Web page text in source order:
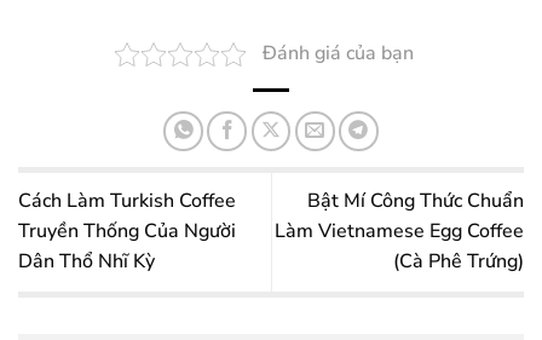
Đánh giá của bạn
Cách Làm Turkish Coffee
Truyền Thống Của Người
Dân Thổ Nhĩ Kỳ
Bật Mí Công Thức Chuẩn
Làm Vietnamese Egg Coffee
(Cà Phê Trứng)